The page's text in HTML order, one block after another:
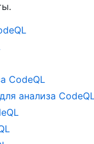
CodeQL
анализа